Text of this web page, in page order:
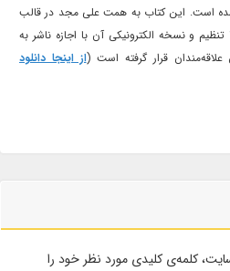
است. این کتاب به همت علی مجد در قالب
تفصیلی در فروردین 1400 تنظیم و نسخه الکترونیکی آن با اجازه ناشر به
قرار گرفته است (از اینجا دانلود
کلمه‌ی کلیدی مورد نظر خود را